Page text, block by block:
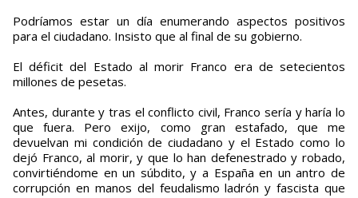
Podríamos estar un día enumerando aspectos positivos
para el ciudadano. Insisto que al final de su gobierno.
El déficit del Estado al morir Franco era de setecientos
millones de pesetas.
Antes, durante y tras el conflicto civil, Franco sería y haría lo
que fuera. Pero exijo, como gran estafado, que me
devuelvan mi condición de ciudadano y el Estado como lo
dejó Franco, al morir, y que lo han defenestrado y robado,
convirtiéndome en un súbdito, y a España en un antro de
corrupción en manos del feudalismo ladrón y fascista que